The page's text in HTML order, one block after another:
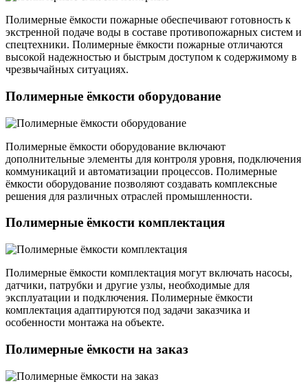
Полимерные ёмкости пожарные обеспечивают готовность к
экстренной подаче воды в составе противопожарных систем и
спецтехники. Полимерные ёмкости пожарные отличаются
высокой надежностью и быстрым доступом к содержимому в
чрезвычайных ситуациях.
Полимерные ёмкости оборудование
Полимерные ёмкости оборудование включают
дополнительные элементы для контроля уровня, подключения
коммуникаций и автоматизации процессов. Полимерные
ёмкости оборудование позволяют создавать комплексные
решения для различных отраслей промышленности.
Полимерные ёмкости комплектация
Полимерные ёмкости комплектация могут включать насосы,
датчики, патрубки и другие узлы, необходимые для
эксплуатации и подключения. Полимерные ёмкости
комплектация адаптируются под задачи заказчика и
особенности монтажа на объекте.
Полимерные ёмкости на заказ